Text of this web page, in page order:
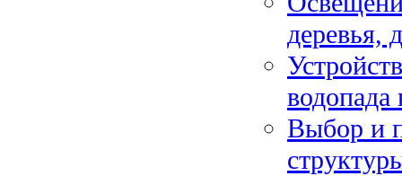
деревья,
водопада
Выбор и